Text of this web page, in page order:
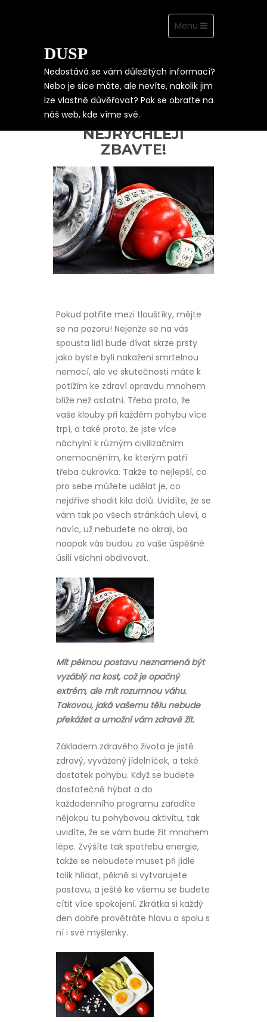
Toggle
navigation
Menu
DUSP
Nedostává se vám důležitých informací?
Nebo je sice máte, ale nevíte, nakolik jim
lze vlastně důvěřovat? Pak se obraťte na
náš web, kde víme své.
MÁTE NADVÁHU?
TAK SE JÍ CO
NEJRYCHLEJI
ZBAVTE!
Pokud patříte mezi tlouštíky, mějte
se na pozoru! Nejenže se na vás
spousta lidí bude dívat skrze prsty
jako byste byli nakaženi smrtelnou
nemocí, ale ve skutečnosti máte k
potížím ke zdraví opravdu mnohem
blíže než ostatní. Třeba proto, že
vaše klouby při každém pohybu více
trpí, a také proto, že jste více
náchylní k různým civilizačním
onemocněním, ke kterým patří
třeba cukrovka. Takže to nejlepší, co
pro sebe můžete udělat je, co
nejdříve shodit kila dolů. Uvidíte, že se
vám tak po všech stránkách uleví, a
navíc, už nebudete na okraji, ba
naopak vás budou za vaše úspěšné
úsilí všichni obdivovat.
Mít pěknou postavu neznamená být
vyzáblý na kost, což je opačný
extrém, ale mít rozumnou váhu.
Takovou, jaká vašemu tělu nebude
překážet a umožní vám zdravě žít.
Základem zdravého života je jistě
zdravý, vyvážený jídelníček, a také
dostatek pohybu. Když se budete
dostatečně hýbat a do
každodenního programu zařadíte
nějakou tu pohybovou aktivitu, tak
uvidíte, že se vám bude žít mnohem
lépe. Zvýšíte tak spotřebu energie,
takže se nebudete muset při jídle
tolik hlídat, pěkně si vytvarujete
postavu, a ještě ke všemu se budete
cítit více spokojení. Zkrátka si každý
den dobře provětráte hlavu a spolu s
ní i své myšlenky.